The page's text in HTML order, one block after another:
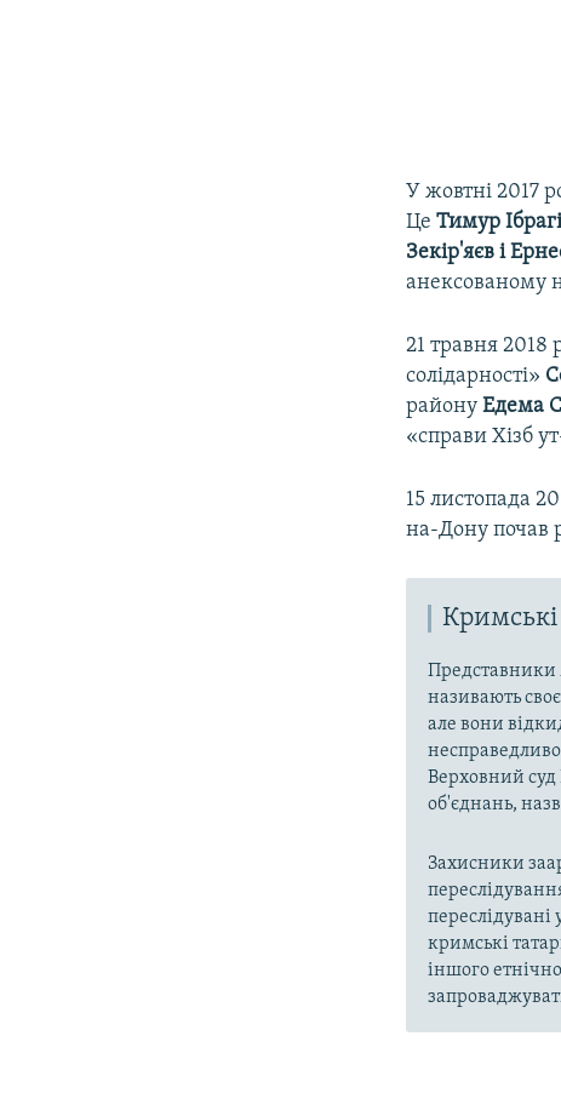
У жовтні 2017
ЦеТимур
Зекір'яєв і
анексованому
21 травня
солідарності»
районуЕдема
«справи Хізб
15 листопада
на-Дону почав
Представники
називають
але вони
Верховний суд
об'єднань,
Захисники
кримські
іншого